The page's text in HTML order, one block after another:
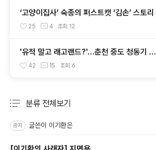
‘고양이집사’ 숙종의 퍼스트캣 ‘김손’ 스토리
25 4 조회 12
'유적 말고 래고랜드?'…춘천 중도 청동기 마
을의 파괴 방조는 역사의 수치다
42 15 조회 6
분류 전체보기
공지 글쓴이 이기환은